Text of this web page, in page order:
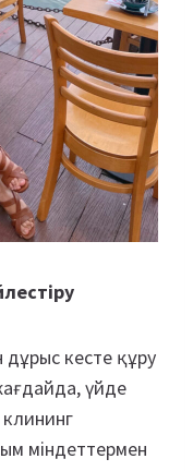
дұрыс кесте құру
үйде
міндеттермен